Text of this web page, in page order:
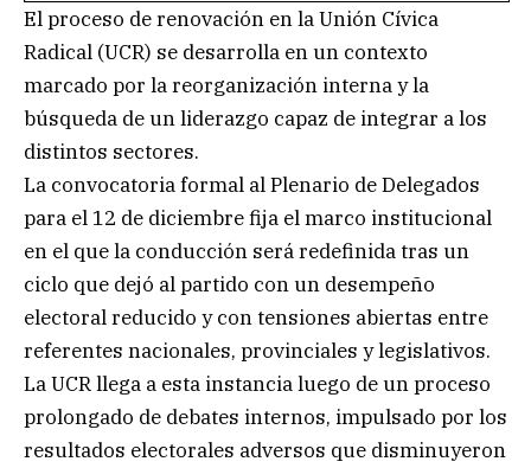
El proceso de renovación en la Unión Cívica
Radical (UCR) se desarrolla en un contexto
marcado por la reorganización interna y la
búsqueda de un liderazgo capaz de integrar a los
distintos sectores.
La convocatoria formal al Plenario de Delegados
para el 12 de diciembre fija el marco institucional
en el que la conducción será redefinida tras un
ciclo que dejó al partido con un desempeño
electoral reducido y con tensiones abiertas entre
referentes nacionales, provinciales y legislativos.
La UCR llega a esta instancia luego de un proceso
prolongado de debates internos, impulsado por los
resultados electorales adversos que disminuyeron